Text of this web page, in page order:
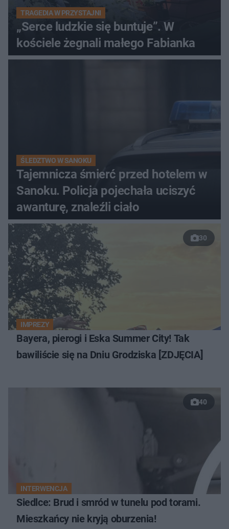
TRAGEDIA W PRZYSTAJNI
„Serce ludzkie się buntuje”. W
kościele żegnali małego Fabianka
ŚLEDZTWO W SANOKU
Tajemnicza śmierć przed hotelem w
Sanoku. Policja pojechała uciszyć
awanturę, znaleźli ciało
30
IMPREZY
Bayera, pierogi i Eska Summer City! Tak
bawiliście się na Dniu Grodziska [ZDJĘCIA]
40
INTERWENCJA
Siedlce: Brud i smród w tunelu pod torami.
Mieszkańcy nie kryją oburzenia!